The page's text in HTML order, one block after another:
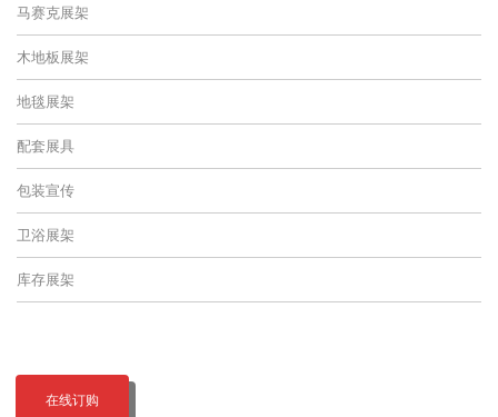
马赛克展架
木地板展架
地毯展架
配套展具
包装宣传
卫浴展架
库存展架
在线订购